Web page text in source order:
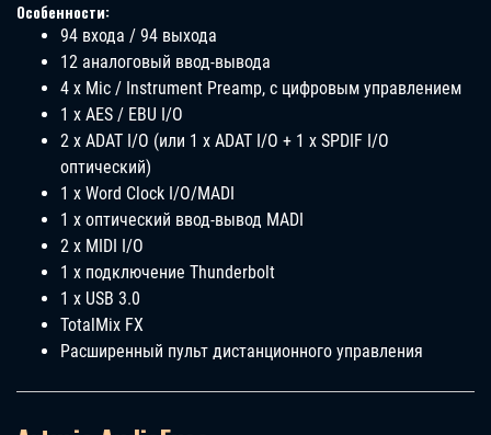
Особенности:
94 входа / 94 выхода
12 аналоговый ввод-вывода
4 x Mic / Instrument Preamp, с цифровым управлением
1 x AES / EBU I/O
2 x ADAT I/O (или 1 x ADAT I/O + 1 x SPDIF I/O
оптический)
1 x Word Clock I/O/MADI
1 x оптический ввод-вывод MADI
2 x MIDI I/O
1 x подключение Thunderbolt
1 x USB 3.0
TotalMix FX
Расширенный пульт дистанционного управления